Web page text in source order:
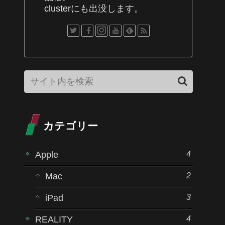
clusterにも出没します。
カテゴリー
Apple 4
Mac 2
iPad 3
REALITY 4